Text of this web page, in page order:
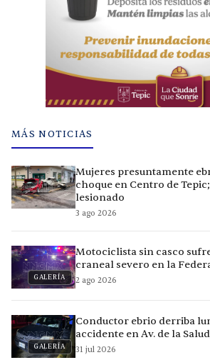
MÁS NOTICIAS
Mujeres presuntamente
choque en Centro de
lesionado
3 ago 2026
GALERÍA
Motociclista sin casco
craneal severo en la
2 ago 2026
GALERÍA
Conductor ebrio derriba
accidente en Av. de la
31 jul 2026